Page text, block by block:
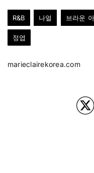
R&B 나얼 브라운
정엽
marieclairekorea.com